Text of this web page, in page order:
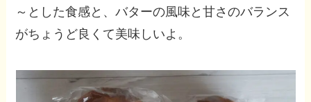
～とした食感と、バターの風味と甘さのバランス
がちょうど良くて美味しいよ。